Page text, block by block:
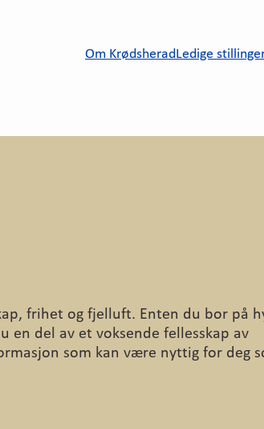
Om KrødsheradLedige
frihet og fjelluft. Enten du bor på
en del av et voksende fellesskap av
som kan være nyttig for deg